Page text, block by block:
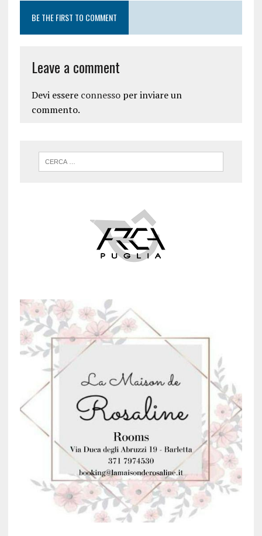
BE THE FIRST TO COMMENT
Leave a comment
Devi essere connessoper inviare un
commento.